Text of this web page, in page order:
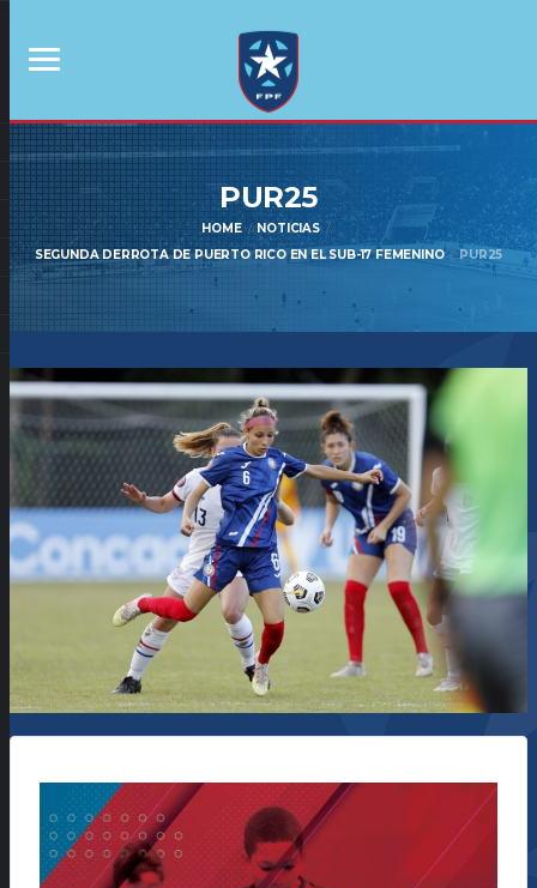
PUR25
HOME
NOTICIAS
SEGUNDA DERROTA DE PUERTO RICO EN EL SUB-17 FEMENINO
PUR25